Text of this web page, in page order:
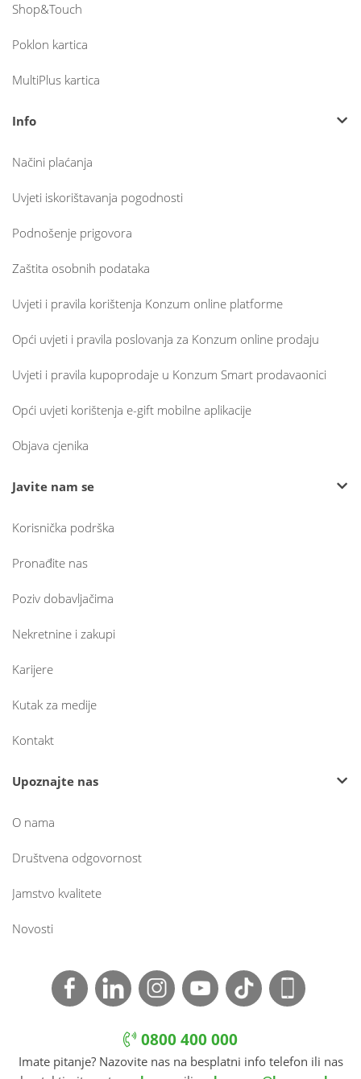
Shop&Touch
Poklon kartica
MultiPlus kartica
Info
Načini plaćanja
Uvjeti iskorištavanja pogodnosti
Podnošenje prigovora
Zaštita osobnih podataka
Uvjeti i pravila korištenja Konzum online platforme
Opći uvjeti i pravila poslovanja za Konzum online prodaju
Uvjeti i pravila kupoprodaje u Konzum Smart prodavaonici
Opći uvjeti korištenja e-gift mobilne aplikacije
Objava cjenika
Javite nam se
Korisnička podrška
Pronađite nas
Poziv dobavljačima
Nekretnine i zakupi
Karijere
Kutak za medije
Kontakt
Upoznajte nas
O nama
Društvena odgovornost
Jamstvo kvalitete
Novosti
0800 400 000
Imate pitanje? Nazovite nas na besplatni info telefon ili nas